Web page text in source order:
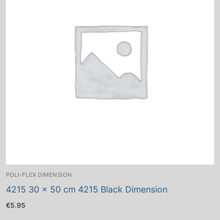
POLI-FLEX DIMENSION
4215 30 x 50 cm 4215 Black Dimension
€5.95